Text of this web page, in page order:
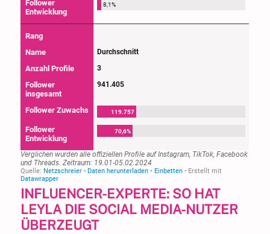
INFLUENCER-EXPERTE: SO HAT
LEYLA DIE SOCIAL MEDIA-NUTZER
ÜBERZEUGT